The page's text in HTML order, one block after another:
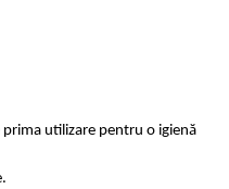
utilizare pentru o igienă